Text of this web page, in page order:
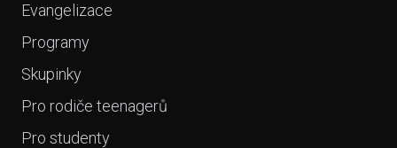
Evangelizace
Programy
Skupinky
Pro rodiče teenagerů
Pro studenty